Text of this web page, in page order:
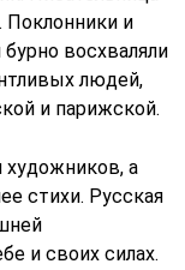
Поклонники и
восхваляли
людей,
и парижской.
а
стихи. Русская
и своих силах.